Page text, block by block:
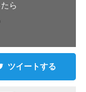
ら
ツイートする